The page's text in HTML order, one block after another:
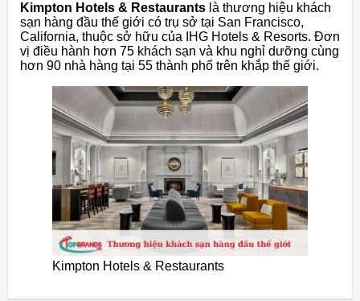
Kimpton Hotels & Restaurants là thương hiệu khách
sạn hàng đầu thế giới có trụ sở tại San Francisco,
California, thuộc sở hữu của IHG Hotels & Resorts. Đơn
vị điều hành hơn 75 khách sạn và khu nghỉ dưỡng cùng
hơn 90 nhà hàng tại 55 thành phố trên khắp thế giới.
Kimpton Hotels & Restaurants